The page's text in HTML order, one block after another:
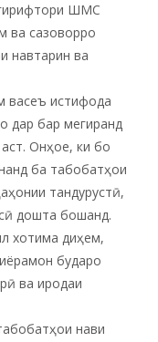
ШМС
ва сазоворро
навтарин ва
васеъ истифода
дар бар мегиранд
Онҳое, ки бо
ба табобатҳои
тандурустӣ,
дошта бошанд.
хотима диҳем,
бударо
ва иродаи
нави